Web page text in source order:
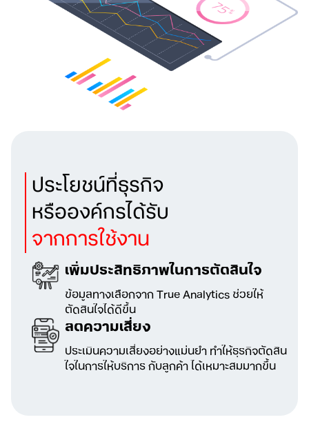
ประโยชน์ที่ธุรกิจ
หรือองค์กรได้รับ
จากการใช้งาน
เพิ่มประสิทธิภาพในการตัดสินใจ
ข้อมูลทางเลือกจาก True Analytics ช่วยให้
ตัดสินใจได้ดีขึ้น
ลดความเสี่ยง
ประเมินความเสี่ยงอย่างแม่นยำ ทำให้ธุรกิจตัดสิน
ใจในการให้บริการ กับลูกค้า ได้เหมาะสมมากขึ้น